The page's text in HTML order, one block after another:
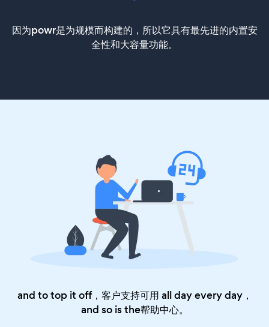
因为powr是为规模而构建的，所以它具有最先进的内置安
全性和大容量功能。
and to top it off，客户支持可用 all day every day，
and so is the帮助中心。